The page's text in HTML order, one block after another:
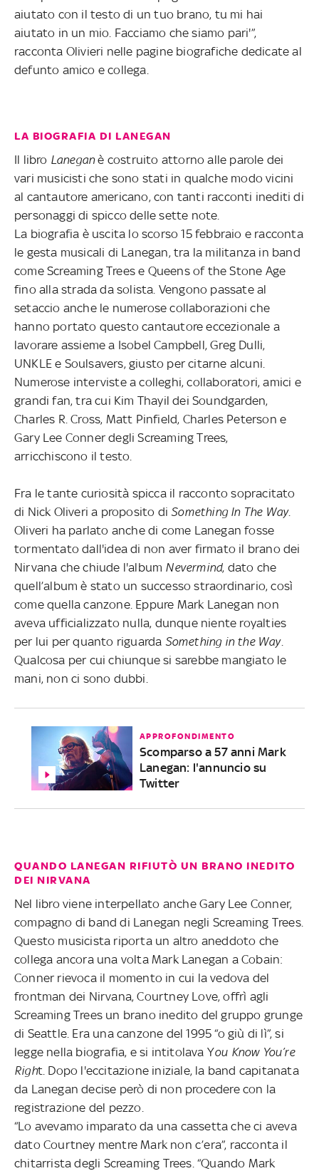
aiutato con il testo di un tuo brano, tu mi hai
aiutato in un mio. Facciamo che siamo pari'”,
racconta Olivieri nelle pagine biografiche dedicate al
defunto amico e collega.
LA BIOGRAFIA DI LANEGAN
Il libro Laneganè costruito attorno alle parole dei
vari musicisti che sono stati in qualche modo vicini
al cantautore americano, con tanti racconti inediti di
personaggi di spicco delle sette note.
La biografia è uscita lo scorso 15 febbraio e racconta
le gesta musicali di Lanegan, tra la militanza in band
come Screaming Trees e Queens of the Stone Age
fino alla strada da solista. Vengono passate al
setaccio anche le numerose collaborazioni che
hanno portato questo cantautore eccezionale a
lavorare assieme a Isobel Campbell, Greg Dulli,
UNKLE e Soulsavers, giusto per citarne alcuni.
Numerose interviste a colleghi, collaboratori, amici e
grandi fan, tra cui Kim Thayil dei Soundgarden,
Charles R. Cross, Matt Pinfield, Charles Peterson e
Gary Lee Conner degli Screaming Trees,
arricchiscono il testo.
Fra le tante curiosità spicca il racconto sopracitato
di Nick Oliveri a proposito diSomething In The Way.
Oliveri ha parlato anche di come Lanegan fosse
tormentato dall'idea di non aver firmato il brano dei
Nirvana che chiude l'album Nevermind, dato che
quell’album è stato un successo straordinario, così
come quella canzone. Eppure Mark Lanegan non
aveva ufficializzato nulla, dunque niente royalties
per lui per quanto riguarda Something in the Way.
Qualcosa per cui chiunque si sarebbe mangiato le
mani, non ci sono dubbi.
APPROFONDIMENTO
Scomparso a 57 anni Mark
Lanegan: l'annuncio su
Twitter
QUANDO LANEGAN RIFIUTÒ UN BRANO INEDITO
DEI NIRVANA
Nel libro viene interpellato anche Gary Lee Conner,
compagno di band di Lanegan negli Screaming Trees.
Questo musicista riporta un altro aneddoto che
collega ancora una volta Mark Lanegan a Cobain:
Conner rievoca il momento in cui la vedova del
frontman dei Nirvana, Courtney Love, offrì agli
Screaming Trees un brano inedito del gruppo grunge
di Seattle. Era una canzone del 1995 “o giù di lì”, si
legge nella biografia, e si intitolava You Know You’re
Right. Dopo l'eccitazione iniziale, la band capitanata
da Lanegan decise però di non procedere con la
registrazione del pezzo.
“Lo avevamo imparato da una cassetta che ci aveva
dato Courtney mentre Mark non c’era”, racconta il
chitarrista degli Screaming Trees. “Quando Mark